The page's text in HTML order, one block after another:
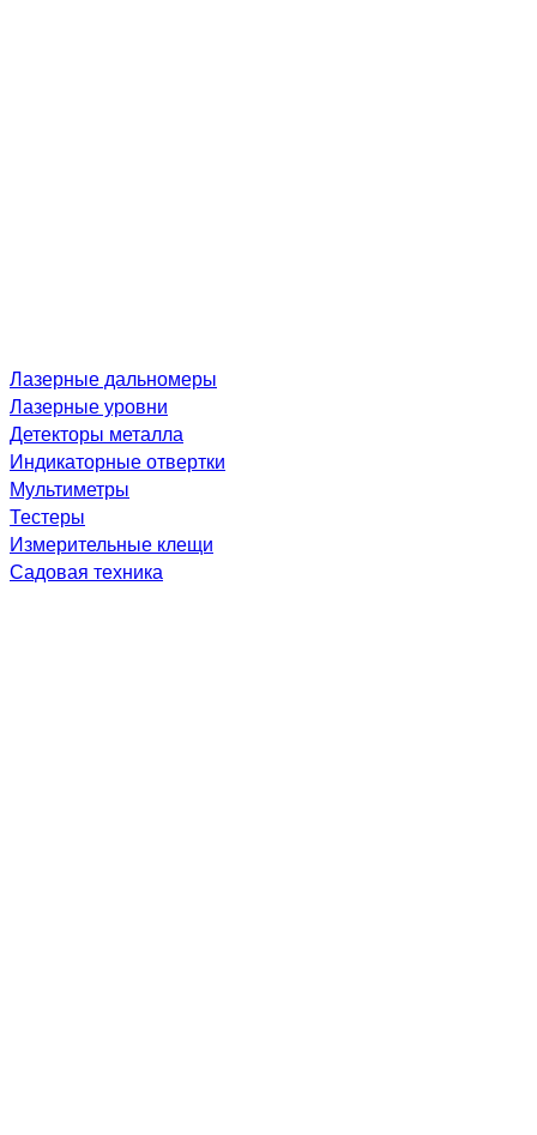
Лазерные дальномеры
Лазерные уровни
Детекторы металла
Индикаторные отвертки
Мультиметры
Тестеры
Измерительные клещи
Садовая техника